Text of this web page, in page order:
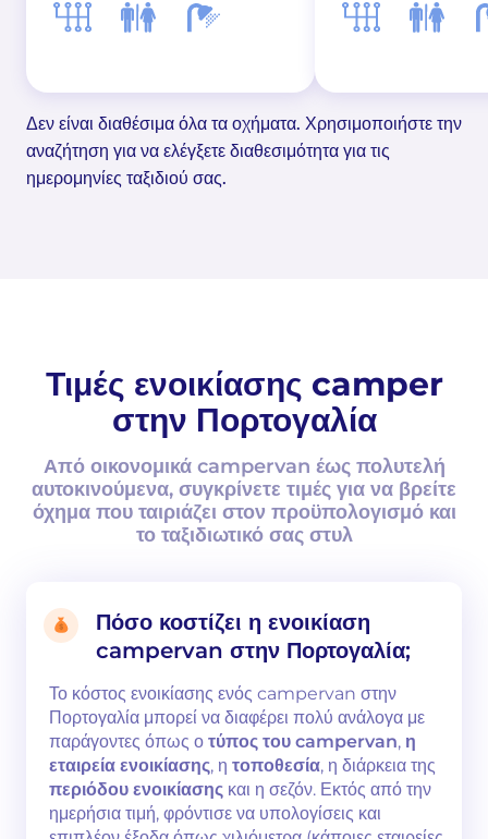
Δεν είναι διαθέσιμα όλα τα οχήματα. Χρησιμοποιήστε την
αναζήτηση για να ελέγξετε διαθεσιμότητα για τις
ημερομηνίες ταξιδιού σας.
Τιμές ενοικίασης camper
στην Πορτογαλία
Από οικονομικά campervan έως πολυτελή
αυτοκινούμενα, συγκρίνετε τιμές για να βρείτε
όχημα που ταιριάζει στον προϋπολογισμό και
το ταξιδιωτικό σας στυλ
Πόσο κοστίζει η ενοικίαση
campervan στην Πορτογαλία;
Το κόστος ενοικίασης ενός campervan στην
Πορτογαλία μπορεί να διαφέρει πολύ ανάλογα με
παράγοντες όπως ο τύπος του campervan, η
εταιρεία ενοικίασης, η τοποθεσία, η διάρκεια της
περιόδου ενοικίασης και η σεζόν. Εκτός από την
ημερήσια τιμή, φρόντισε να υπολογίσεις και